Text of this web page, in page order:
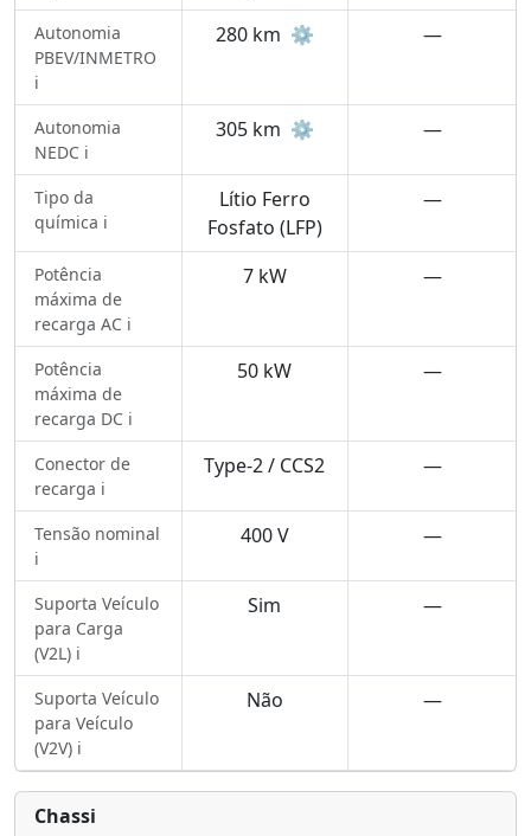
Autonomia
PBEV/INMETRO
ℹ️
280 km ⚙️ —
Autonomia
NEDC ℹ️
305 km ⚙️ —
Tipo da
química ℹ️
Lítio Ferro
Fosfato (LFP)
—
Potência
máxima de
recarga AC ℹ️
7 kW —
Potência
máxima de
recarga DC ℹ️
50 kW —
Conector de
recarga ℹ️
Type-2 / CCS2 —
Tensão nominal
ℹ️
400 V —
Suporta Veículo
para Carga
(V2L) ℹ️
Sim —
Suporta Veículo
para Veículo
(V2V) ℹ️
Não —
Chassi